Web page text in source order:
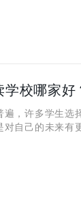
提供系统化的
遍，许多学生选
自己的未来有
至关重要。对